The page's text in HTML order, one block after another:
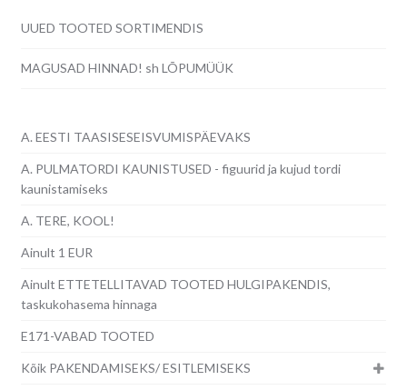
UUED TOOTED SORTIMENDIS
MAGUSAD HINNAD! sh LÕPUMÜÜK
A. EESTI TAASISESEISVUMISPÄEVAKS
A. PULMATORDI KAUNISTUSED - figuurid ja kujud tordi
kaunistamiseks
A. TERE, KOOL!
Ainult 1 EUR
Ainult ETTETELLITAVAD TOOTED HULGIPAKENDIS,
taskukohasema hinnaga
E171-VABAD TOOTED
Kõik PAKENDAMISEKS/ ESITLEMISEKS